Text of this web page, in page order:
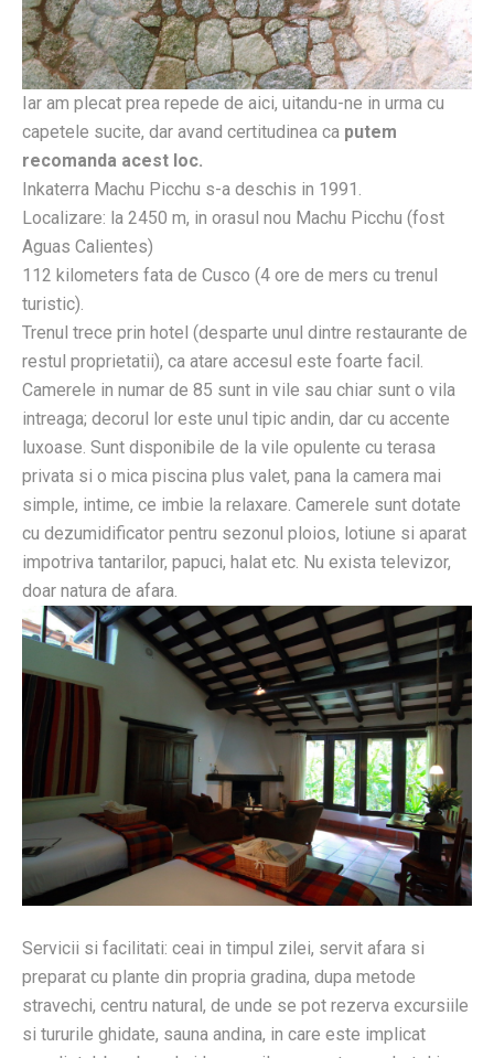
Iar am plecat prea repede de aici, uitandu-ne in urma cu
capetele sucite, dar avand certitudinea ca putem
recomanda acest loc.
Inkaterra Machu Picchu s-a deschis in 1991.
Localizare: la 2450 m, in orasul nou Machu Picchu (fost
Aguas Calientes)
112 kilometers fata de Cusco (4 ore de mers cu trenul
turistic).
Trenul trece prin hotel (desparte unul dintre restaurante de
restul proprietatii), ca atare accesul este foarte facil.
Camerele in numar de 85 sunt in vile sau chiar sunt o vila
intreaga; decorul lor este unul tipic andin, dar cu accente
luxoase. Sunt disponibile de la vile opulente cu terasa
privata si o mica piscina plus valet, pana la camera mai
simple, intime, ce imbie la relaxare. Camerele sunt dotate
cu dezumidificator pentru sezonul ploios, lotiune si aparat
impotriva tantarilor, papuci, halat etc. Nu exista televizor,
doar natura de afara.
Servicii si facilitati: ceai in timpul zilei, servit afara si
preparat cu plante din propria gradina, dupa metode
stravechi, centru natural, de unde se pot rezerva excursiile
si tururile ghidate, sauna andina, in care este implicat